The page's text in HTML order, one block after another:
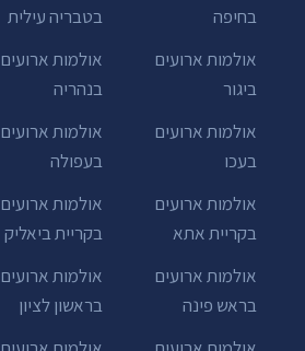
בחיפה
בטבריה עילית
אולמות ארועים
ביגור
אולמות ארועים
בנהריה
אולמות ארועים
בעכו
אולמות ארועים
בעפולה
אולמות ארועים
בקריית אתא
אולמות ארועים
בקריית ביאליק
אולמות ארועים
בראש פינה
אולמות ארועים
בראשון לציון